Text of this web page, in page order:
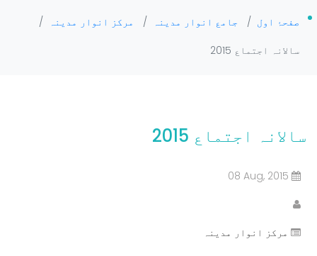
صفحۂ اول / جامع انوار مدینہ / مرکز انوار مدینہ
/
سالانہ اجتماع 2015
سالانہ اجتماع 2015
08 Aug, 2015
مرکز انوار مدینہ